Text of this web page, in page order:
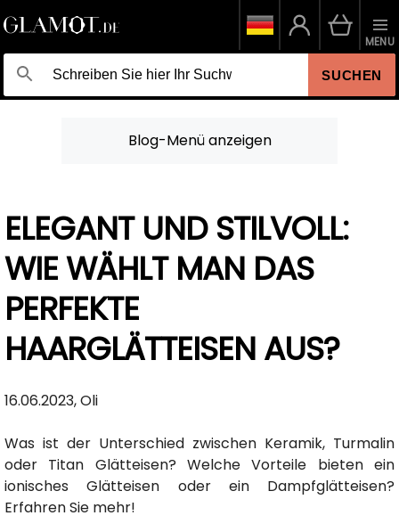
SUCHEN
MENU
Blog-Menü anzeigen
ELEGANT UND STILVOLL:
WIE WÄHLT MAN DAS
PERFEKTE
HAARGLÄTTEISEN AUS?
16.06.2023, Oli
Was ist der Unterschied zwischen Keramik, Turmalin
oder Titan Glätteisen? Welche Vorteile bieten ein
ionisches Glätteisen oder ein Dampfglätteisen?
Erfahren Sie mehr!